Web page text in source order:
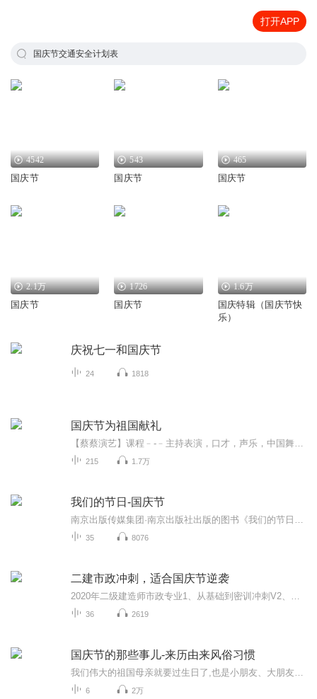
打开APP
国庆节交通安全计划表
4542
国庆节
543
国庆节
465
国庆节
2.1万
国庆节
1726
国庆节
1.6万
国庆特辑（国庆节快
乐）
庆祝七一和国庆节
24 1818
国庆节为祖国献礼
215 1.7万
我们的节日-国庆节
35 8076
二建市政冲刺，适合国庆节逆袭
36 2619
国庆节的那些事儿-来历由来风俗习惯
6 2万